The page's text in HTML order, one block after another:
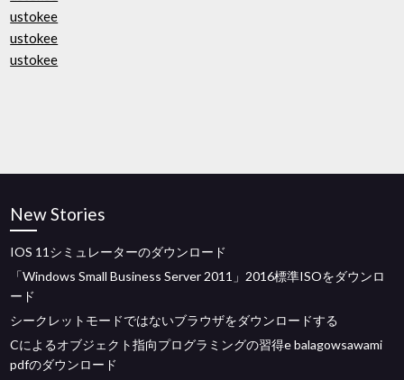
ustokee
ustokee
ustokee
New Stories
IOS 11シミュレーターのダウンロード
「Windows Small Business Server 2011」2016標準ISOをダウンロ
ード
シークレットモードではないブラウザをダウンロードする
Cによるオブジェクト指向プログラミングの習得e balagowsawami
pdfのダウンロード